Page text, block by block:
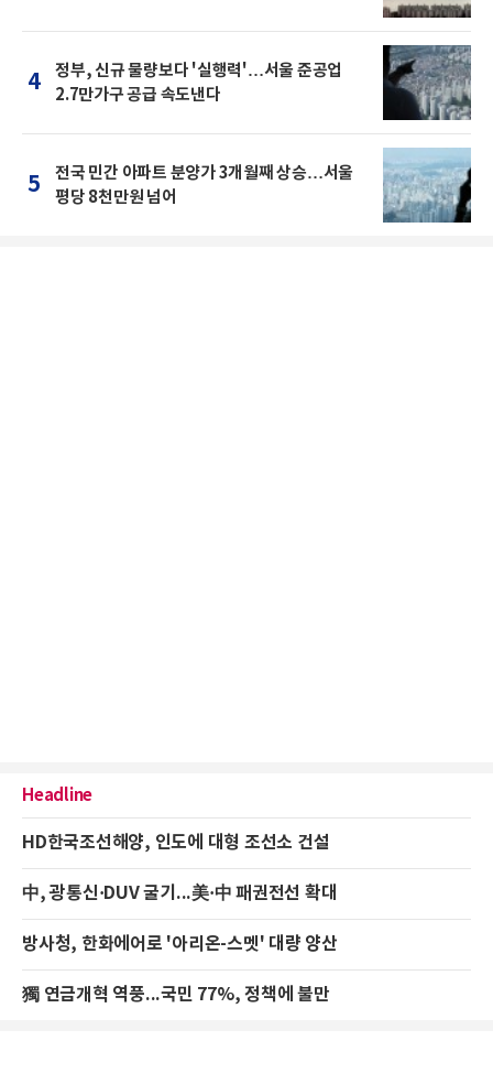
4
정부, 신규 물량보다 '실행력'…서울 준공업
2.7만가구 공급 속도낸다
5
전국 민간 아파트 분양가 3개월째 상승…서울
평당 8천만원 넘어
Headline
HD한국조선해양, 인도에 대형 조선소 건설
中, 광통신·DUV 굴기...美·中 패권전선 확대
방사청, 한화에어로 '아리온-스멧' 대량 양산
獨 연금개혁 역풍...국민 77%, 정책에 불만